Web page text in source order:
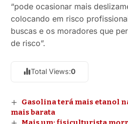
“pode ocasionar mais
colocando em risco
buscas e os moradores que
de risco”.
Total Views:0
Gasolina terá mais etanol
mais barata